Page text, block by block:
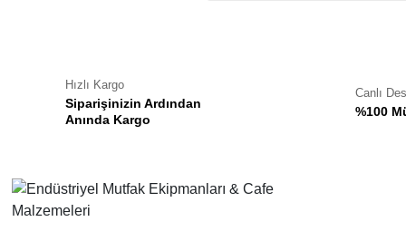
Hızlı Kargo
Siparişinizin Ardından
Anında Kargo
Canlı
%100